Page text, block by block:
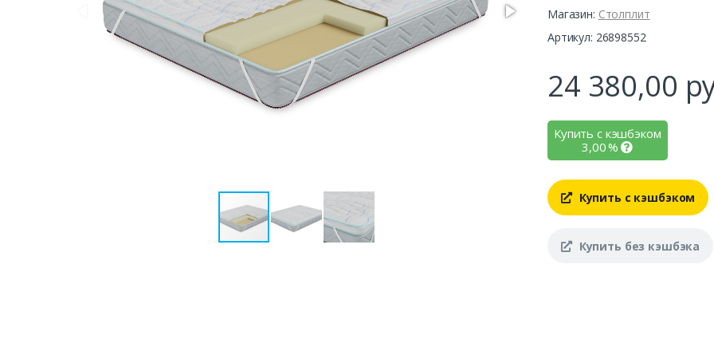
Магазин: Столплит
Артикул: 26898552
24 380,00
Купить с кэшбэком
3,00%
Купить с кэшбэком
Купить без кэшбэка